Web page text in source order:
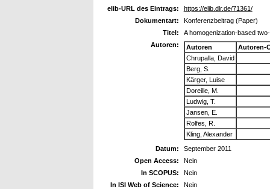
elib-URL des Eintrags:
https://elib.dlr.de/71361/
Dokumentart:
Konferenzbeitrag (Paper)
Titel:
A homogenization-based
Autoren:
Autoren
Autoren-
Chrupalla, David
Berg, S.
Kärger, Luise
Doreille, M.
Ludwig, T.
Jansen, E.
Rolfes, R.
Kling, Alexander
Datum:
September 2011
Open Access:
Nein
In SCOPUS:
Nein
In ISI Web of Science:
Nein